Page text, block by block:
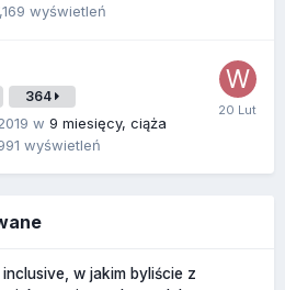
wyświetleń
364
w 9 miesięcy, ciąża
wyświetleń
w jakim byliście z